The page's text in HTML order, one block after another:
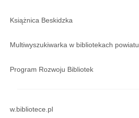
Kontakt
Dane kontaktowe
Nota prawna
Książnica Beskidzka
Multiwyszukiwarka w bibliotekach powiatu
Program Rozwoju Bibliotek
w.bibliotece.pl